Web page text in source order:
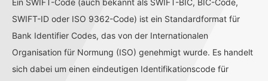
Ein SWIFT-Code (auch bekannt als SWIFT-BIC, BIC-Code,
SWIFT-ID oder ISO 9362-Code) ist ein Standardformat für
Bank Identifier Codes, das von der Internationalen
Organisation für Normung (ISO) genehmigt wurde. Es handelt
sich dabei um einen eindeutigen Identifikationscode für